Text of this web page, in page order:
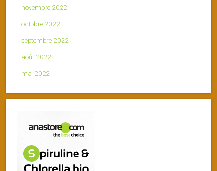
novembre 2022
octobre 2022
septembre 2022
août 2022
mai 2022